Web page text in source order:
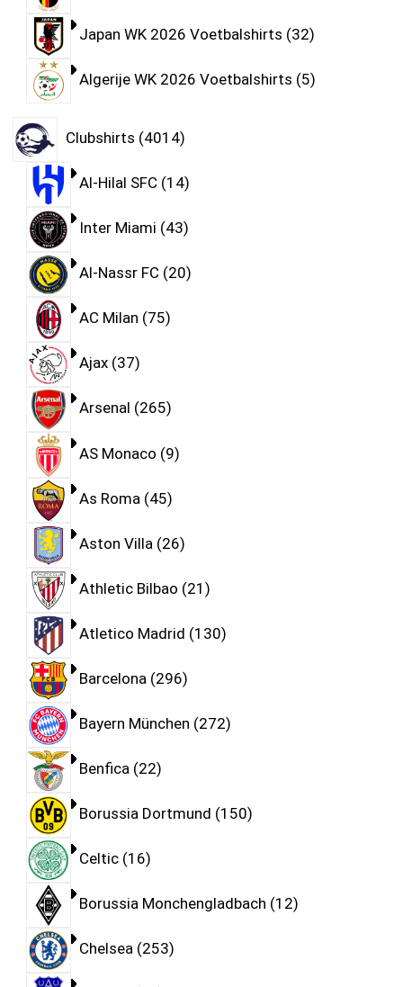
Japan WK 2026 Voetbalshirts 32
Algerije WK 2026 Voetbalshirts 5
Clubshirts 4014
Al-Hilal SFC 14
Inter Miami 43
Al-Nassr FC 20
AC Milan 75
Ajax 37
Arsenal 265
AS Monaco 9
As Roma 45
Aston Villa 26
Athletic Bilbao 21
Atletico Madrid 130
Barcelona 296
Bayern München 272
Benfica 22
Borussia Dortmund 150
Celtic 16
Borussia Monchengladbach 12
Chelsea 253